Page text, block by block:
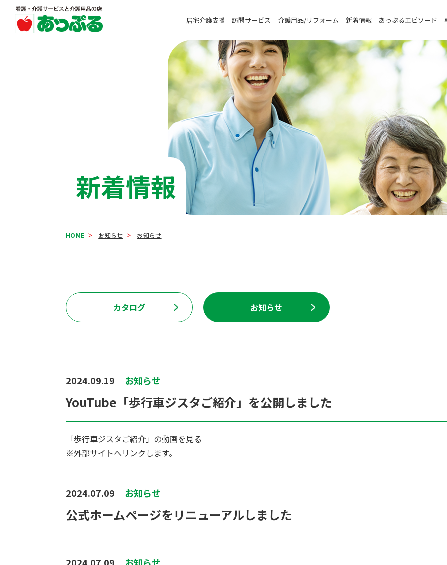
居宅介護⽀援 訪問サービス 介護用品/リフォーム 新着情報 あっぷるエピソード
新着情報
HOME お知らせ お知らせ
カタログ お知らせ
2024.09.19 お知らせ
YouTube「歩行車ジスタご紹介」を公開しました
「歩行車ジスタご紹介」の動画を見る
※外部サイトへリンクします。
2024.07.09 お知らせ
公式ホームページをリニューアルしました
2024.07.09 お知らせ